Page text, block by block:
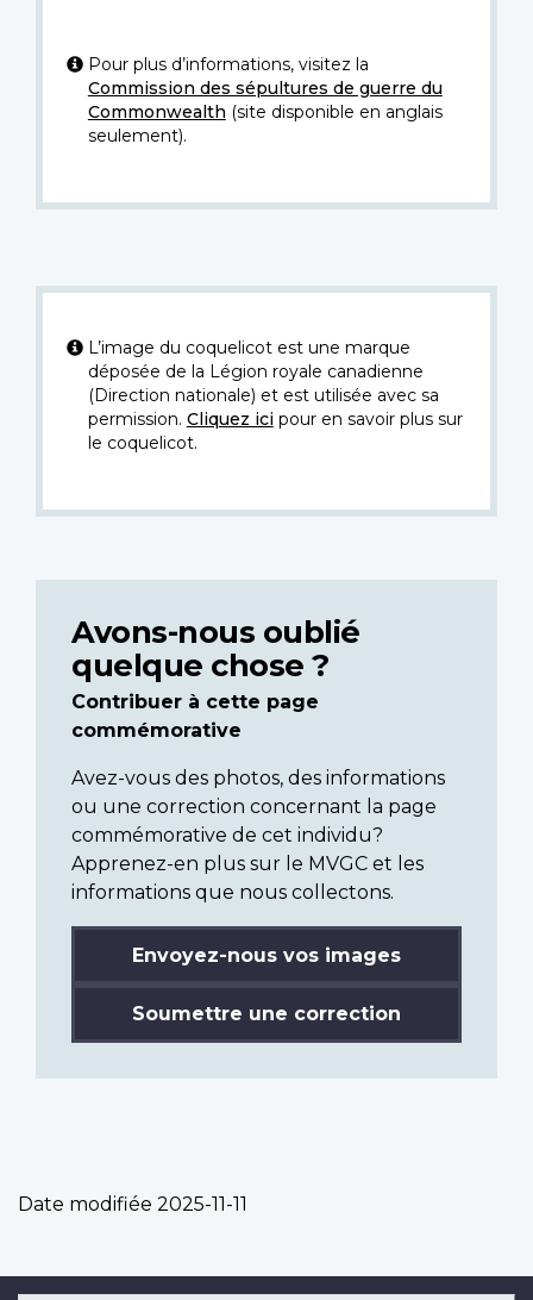
Pour plus d’informations, visitez la
Commission des sépultures de guerre du
Commonwealth (site disponible en anglais
seulement).
L’image du coquelicot est une marque
déposée de la Légion royale canadienne
(Direction nationale) et est utilisée avec sa
permission. Cliquez icipour en savoir plus sur
le coquelicot.
Avons-nous oublié
quelque chose ?
Contribuer à cette page
commémorative
Avez-vous des photos, des informations
ou une correction concernant la page
commémorative de cet individu?
Apprenez-en plus sur le MVGC et les
informations que nous collectons.
Envoyez-nous vos images
Soumettre une correction
Date modifiée 2025-11-11